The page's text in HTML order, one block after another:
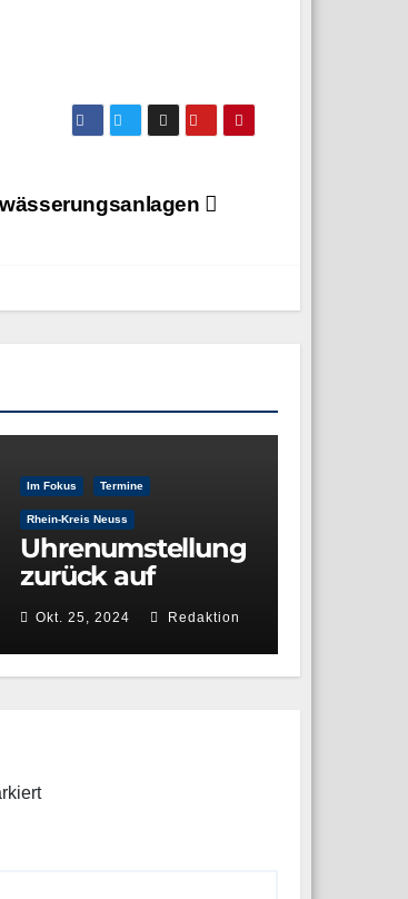
Im Fokus Termine
Rhein-Kreis Neuss
Uhrenumstellung
zurück auf
Normalzeit – Ende
der Sommerzeit
Okt. 25, 2024 Redaktion